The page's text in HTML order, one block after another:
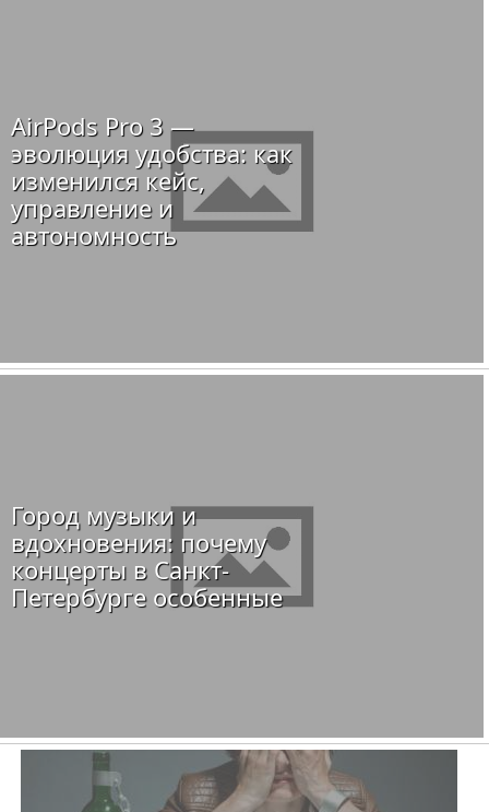
AirPods Pro 3 —
эволюция удобства: как
изменился кейс,
управление и
автономность
Город музыки и
вдохновения: почему
концерты в Санкт-
Петербурге особенные